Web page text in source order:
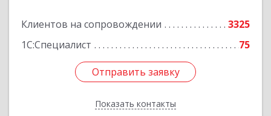
Клиентов на сопровождении
3325
1С:Специалист
75
Отправить заявку
Показать контакты
Отправить заявку
Назад